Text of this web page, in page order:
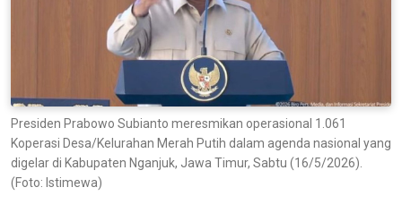
Presiden Prabowo Subianto meresmikan operasional 1.061
Koperasi Desa/Kelurahan Merah Putih dalam agenda nasional yang
digelar di Kabupaten Nganjuk, Jawa Timur, Sabtu (16/5/2026).
(Foto: Istimewa)